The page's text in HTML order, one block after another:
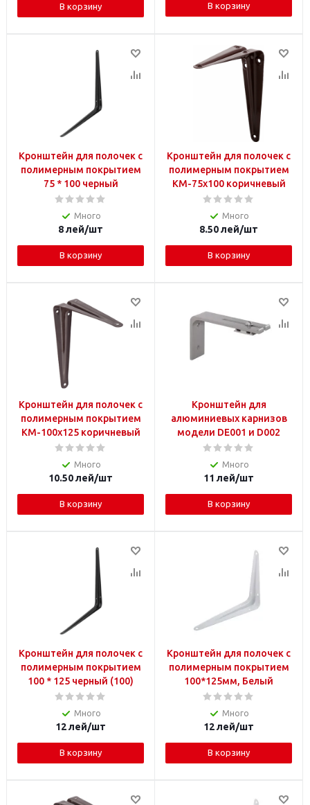
В корзину В корзину
Кронштейн для полочек с
полимерным покрытием
75 * 100 черный
Много
8лей/шт
В корзину
Кронштейн для полочек с
полимерным покрытием
KM-75x100 коричневый
Много
8.50лей/шт
В корзину
Кронштейн для полочек с
полимерным покрытием
KM-100x125 коричневый
Много
10.50лей/шт
В корзину
Кронштейн для
алюминиевых карнизов
модели DE001 и D002
Много
11 лей/шт
В корзину
Кронштейн для полочек с
полимерным покрытием
100 * 125 черный (100)
Много
12лей/шт
В корзину
Кронштейн для полочек с
полимерным покрытием
100*125мм, Белый
Много
12лей/шт
В корзину